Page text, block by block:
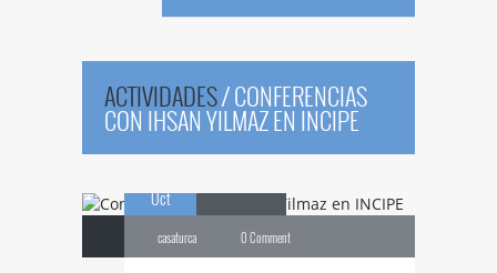
ACTIVIDADES/CONFERENCIAS
CON IHSAN YILMAZ EN INCIPE
07
Oct
Conferenciascon
Ihsan Yilmaz en
casaturca 0 Comment